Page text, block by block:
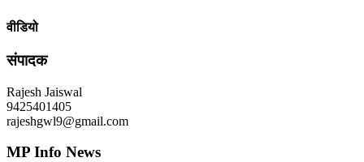
वीडियो
संपादक
Rajesh Jaiswal
9425401405
rajeshgwl9@gmail.com
MP Info News